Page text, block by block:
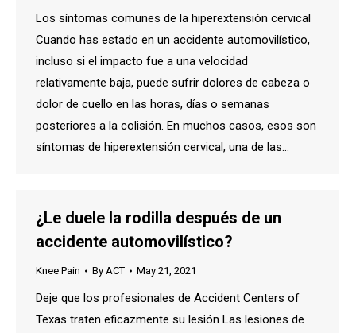
Los síntomas comunes de la hiperextensión cervical
Cuando has estado en un accidente automovilístico,
incluso si el impacto fue a una velocidad
relativamente baja, puede sufrir dolores de cabeza o
dolor de cuello en las horas, días o semanas
posteriores a la colisión. En muchos casos, esos son
síntomas de hiperextensión cervical, una de las…
¿Le duele la rodilla después de un
accidente automovilístico?
Knee Pain By ACT May 21, 2021
Deje que los profesionales de Accident Centers of
Texas traten eficazmente su lesión Las lesiones de